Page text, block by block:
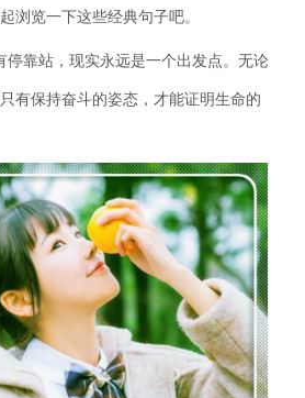
浏览一下这些经典句子吧。
停靠站，现实永远是一个出发点。无论
有保持奋斗的姿态，才能证明生命的